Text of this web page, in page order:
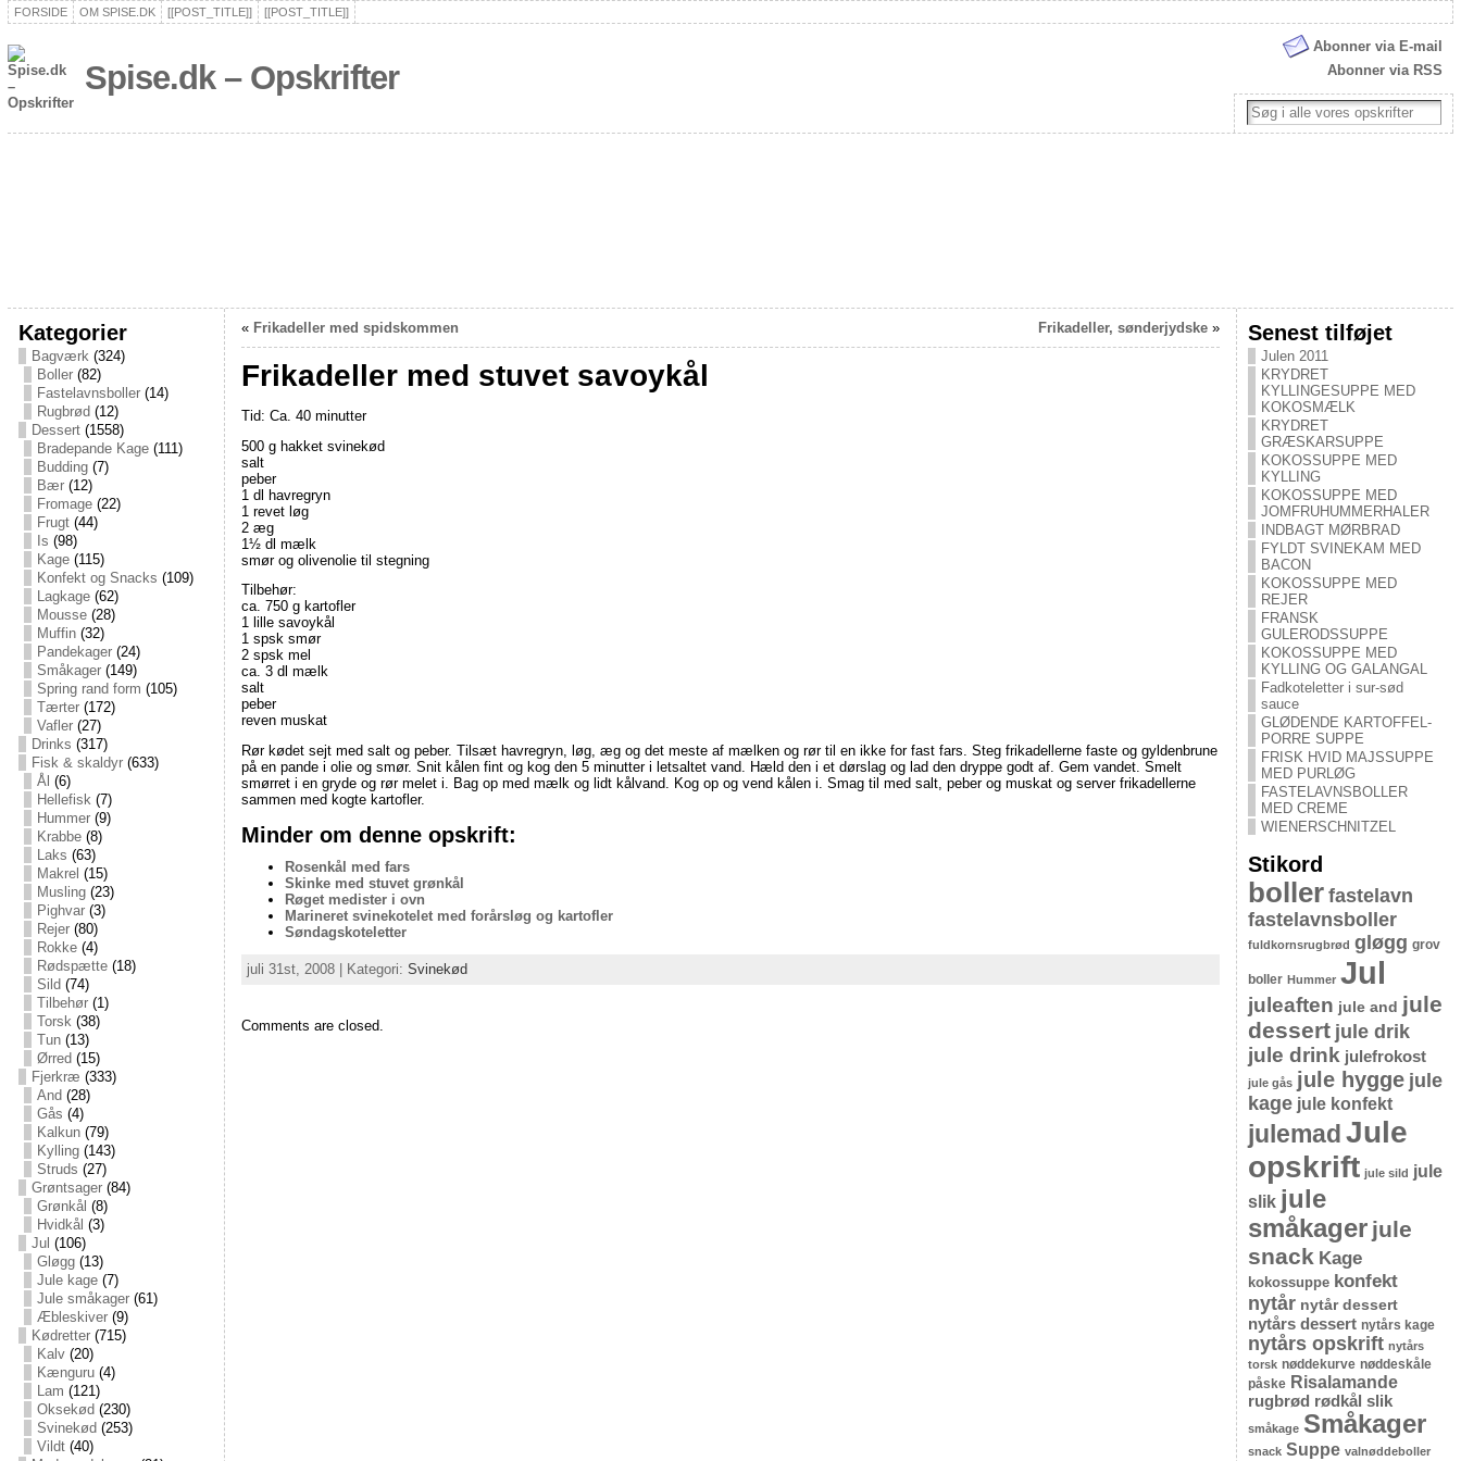
FORSIDE OM SPISE.DK [[POST_TITLE]] [[POST_TITLE]]
Spise.dk – Opskrifter
Abonner via E-mail
Abonner via RSS
Kategorier
Bagværk(324)
Boller(82)
Fastelavnsboller(14)
Rugbrød (12)
Dessert(1558)
Bradepande Kage(111)
Budding(7)
Bær(12)
Fromage(22)
Frugt(44)
Is (98)
Kage(115)
Konfekt og Snacks (109)
Lagkage(62)
Mousse(28)
Muffin(32)
Pandekager(24)
Småkager(149)
Spring rand form (105)
Tærter(172)
Vafler(27)
Drinks (317)
Fisk & skaldyr(633)
Ål (6)
Hellefisk(7)
Hummer(9)
Krabbe(8)
Laks (63)
Makrel (15)
Musling(23)
Pighvar(3)
Rejer(80)
Rokke(4)
Rødspætte(18)
Sild (74)
Tilbehør(1)
Torsk(38)
Tun(13)
Ørred (15)
Fjerkræ (333)
And (28)
Gås (4)
Kalkun(79)
Kylling(143)
Struds (27)
Grøntsager(84)
Grønkål (8)
Hvidkål (3)
Jul (106)
Gløgg(13)
Jule kage(7)
Jule småkager(61)
Æbleskiver(9)
Kødretter(715)
Kalv(20)
Kænguru(4)
Lam (121)
Oksekød (230)
Svinekød (253)
Vildt(40)
« Frikadeller med spidskommen Frikadeller, sønderjydske»
Frikadeller med stuvet savoykål
Tid: Ca. 40 minutter
500 g hakket svinekød
salt
peber
1 dl havregryn
1 revet løg
2 æg
1½ dl mælk
smør og olivenolie til stegning
Tilbehør:
ca. 750 g kartofler
1 lille savoykål
1 spsk smør
2 spsk mel
ca. 3 dl mælk
salt
peber
reven muskat
Rør kødet sejt med salt og peber. Tilsæt havregryn, løg, æg og det meste af mælken og rør til en ikke for fast fars. Steg frikadellerne faste og gyldenbrune
på en pande i olie og smør. Snit kålen fint og kog den 5 minutter i letsaltet vand. Hæld den i et dørslag og lad den dryppe godt af. Gem vandet. Smelt
smørret i en gryde og rør melet i. Bag op med mælk og lidt kålvand. Kog op og vend kålen i. Smag til med salt, peber og muskat og server frikadellerne
sammen med kogte kartofler.
Minder om denne opskrift:
Rosenkål med fars
Skinke med stuvet grønkål
Røget medister i ovn
Marineret svinekotelet med forårsløg og kartofler
Søndagskoteletter
juli 31st, 2008 | Kategori: Svinekød
Comments are closed.
Senest tilføjet
Julen 2011
KRYDRET
KYLLINGESUPPE MED
KOKOSMÆLK
KRYDRET
GRÆSKARSUPPE
KOKOSSUPPE MED
KYLLING
KOKOSSUPPE MED
JOMFRUHUMMERHALER
INDBAGT MØRBRAD
FYLDT SVINEKAM MED
BACON
KOKOSSUPPE MED
REJER
FRANSK
GULERODSSUPPE
KOKOSSUPPE MED
KYLLING OG GALANGAL
Fadkoteletter i sur-sød
sauce
GLØDENDE KARTOFFEL-
PORRE SUPPE
FRISK HVID MAJSSUPPE
MED PURLØG
FASTELAVNSBOLLER
MED CREME
WIENERSCHNITZEL
Stikord
boller fastelavn
fastelavnsboller
fuldkornsrugbrød gløgg grov
boller Hummer Jul
juleaften jule and jule
dessert jule drik
jule drink julefrokost
jule gås jule hygge jule
kage jule konfekt
julemad Jule
opskrift jule sild jule
slik jule
småkager jule
snack Kage
kokossuppe konfekt
nytår nytår dessert
nytårs dessert nytårs kage
nytårs opskrift nytårs
torsk nøddekurve nøddeskåle
påske Risalamande
rugbrød rødkål slik
småkage Småkager
snack Suppe valnøddeboller